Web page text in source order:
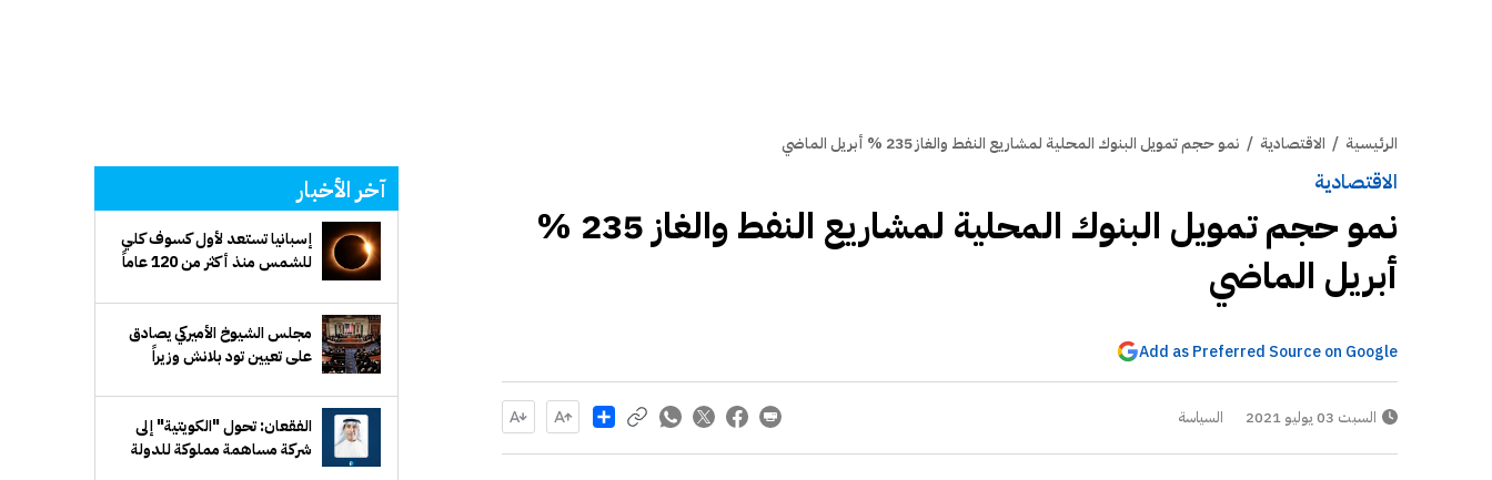
الرئيسية / الاقتصادية / نمو حجم تمويل البنوك المحلية لمشاريع النفط والغاز 235 % أبريل الماضي
الاقتصادية
نمو حجم تمويل البنوك المحلية لمشاريع النفط والغاز 235 %
أبريل الماضي
Add as Preferred Source on Google
السبت 03 يوليو 2021 السياسة Share
آخر الأخبار
إسبانيا تستعد لأول كسوف كلي
للشمس منذ أكثر من 120 عاماً
مجلس الشيوخ الأميركي يصادق
على تعيين تود بلانش وزيراً
الفقعان: تحول "الكويتية" إلى
شركة مساهمة مملوكة للدولة